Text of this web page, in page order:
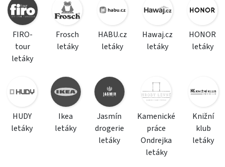
FIRO-
tour
letáky
Frosch
letáky
HABU.cz
letáky
Hawaj.cz
letáky
HONOR
letáky
HUDY
letáky
Ikea
letáky
Jasmín
drogerie
letáky
Kamenické
práce
Ondrejka
letáky
Knižní
klub
letáky